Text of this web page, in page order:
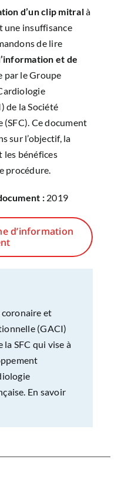
d’un clip mitralà
insuffisance
de lire
et de
par le Groupe
de la Société
(SFC). Ce document
sur l’objectif, la
les bénéfices
procédure.
: 2019
d’information
et
(GACI)
SFC qui vise à
En savoir